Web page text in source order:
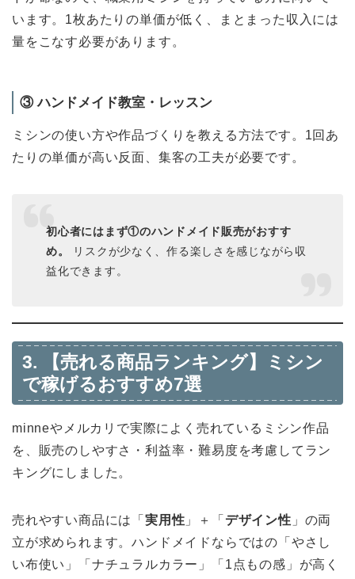
います。1枚あたりの単価が低く、まとまった収入には
量をこなす必要があります。
③ ハンドメイド教室・レッスン
ミシンの使い方や作品づくりを教える方法です。1回あ
たりの単価が高い反面、集客の工夫が必要です。
初心者にはまず①のハンドメイド販売がおすす
め。
リスクが少なく、作る楽しさを感じながら収
益化できます。
3. 【売れる商品ランキング】ミシン
で稼げるおすすめ7選
minneやメルカリで実際によく売れているミシン作品
を、販売のしやすさ・利益率・難易度を考慮してラン
キングにしました。
売れやすい商品には「 実用性 」＋「 デザイン性 」の両
立が求められます。ハンドメイドならではの「やさし
い布使い」「ナチュラルカラー」「1点もの感」が高く